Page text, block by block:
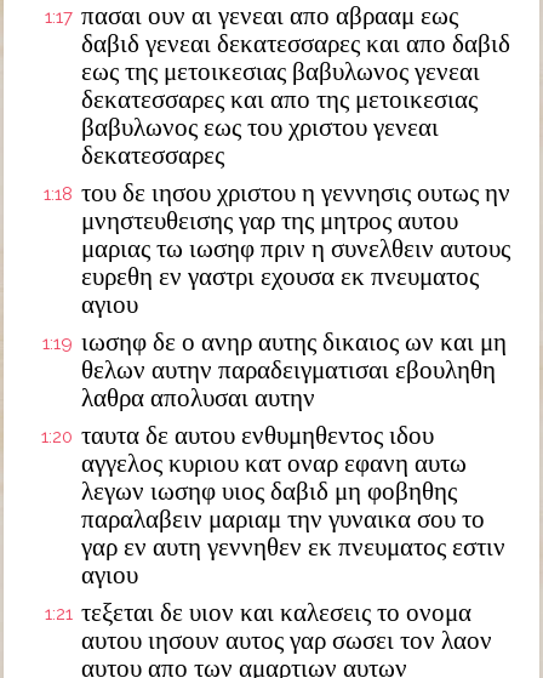
1:17 πασαι ουν αι γενεαι απο αβρααμ εως
δαβιδ γενεαι δεκατεσσαρες και απο δαβιδ
εως της μετοικεσιας βαβυλωνος γενεαι
δεκατεσσαρες και απο της μετοικεσιας
βαβυλωνος εως του χριστου γενεαι
δεκατεσσαρες
1:18 του δε ιησου χριστου η γεννησις ουτως ην
μνηστευθεισης γαρ της μητρος αυτου
μαριας τω ιωσηφ πριν η συνελθειν αυτους
ευρεθη εν γαστρι εχουσα εκ πνευματος
αγιου
1:19 ιωσηφ δε ο ανηρ αυτης δικαιος ων και μη
θελων αυτην παραδειγματισαι εβουληθη
λαθρα απολυσαι αυτην
1:20 ταυτα δε αυτου ενθυμηθεντος ιδου
αγγελος κυριου κατ οναρ εφανη αυτω
λεγων ιωσηφ υιος δαβιδ μη φοβηθης
παραλαβειν μαριαμ την γυναικα σου το
γαρ εν αυτη γεννηθεν εκ πνευματος εστιν
αγιου
1:21 τεξεται δε υιον και καλεσεις το ονομα
αυτου ιησουν αυτος γαρ σωσει τον λαον
αυτου απο των αμαρτιων αυτων